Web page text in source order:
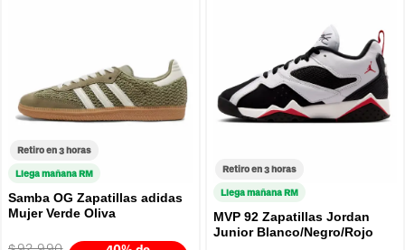
Retiro en 3 horas
Llega mañana RM
Samba OG Zapatillas adidas
Mujer Verde Oliva
Retiro en 3 horas
Llega mañana RM
MVP 92 Zapatillas Jordan
Junior Blanco/Negro/Rojo